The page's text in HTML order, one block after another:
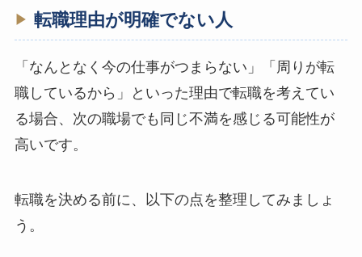
転職理由が明確でない人
「なんとなく今の仕事がつまらない」「周りが転
職しているから」といった理由で転職を考えてい
る場合、次の職場でも同じ不満を感じる可能性が
高いです。
転職を決める前に、以下の点を整理してみましょ
う。